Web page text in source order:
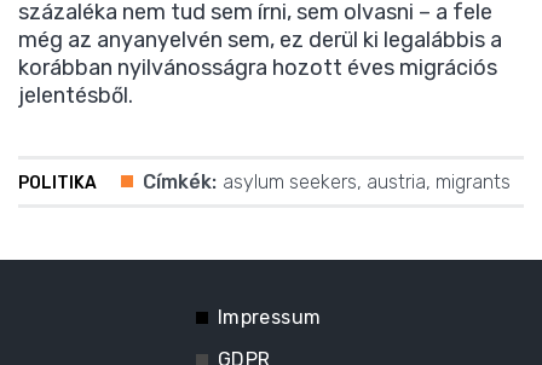
százaléka nem tud sem írni, sem olvasni – a fele
még az anyanyelvén sem, ez derül ki legalábbis a
korábban nyilvánosságra hozott éves migrációs
jelentésből.
POLITIKA Címkék: asylum seekers, austria, migrants
Impressum
GDPR